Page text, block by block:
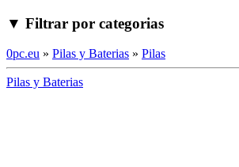
▼ Filtrar por categorias
0pc.eu » Pilas y Baterias » Pilas
Pilas y Baterias